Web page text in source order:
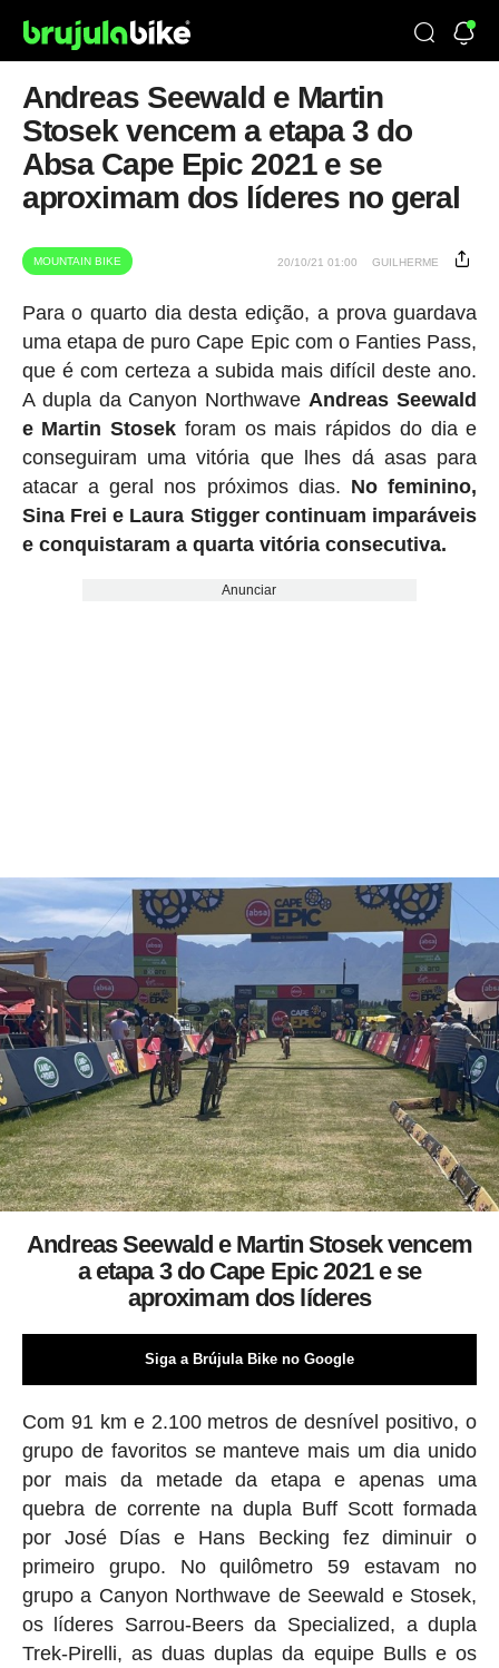
Andreas Seewald e Martin
Stosek vencem a etapa 3 do
Absa Cape Epic 2021 e se
aproximam dos líderes no geral
MOUNTAIN BIKE 20/10/21 01:00 GUILHERME
Para o quarto dia desta edição, a prova guardava
uma etapa de puro Cape Epic com o Fanties Pass,
que é com certeza a subida mais difícil deste ano.
A dupla da Canyon NorthwaveAndreas Seewald
e Martin Stosek foram os mais rápidos do dia e
conseguiram uma vitória que lhes dá asas para
atacar a geral nos próximos dias. No feminino,
Sina Frei e Laura Stigger continuam imparáveis
​​e conquistaram a quarta vitória consecutiva.
Anunciar
Andreas Seewald e Martin Stosek vencem
a etapa 3 do Cape Epic 2021 e se
aproximam dos líderes
Siga a Brújula Bike no Google
Com 91 km e 2.100 metros de desnível positivo, o
grupo de favoritos se manteve mais um dia unido
por mais da metade da etapa e apenas uma
quebra de corrente na dupla Buff Scott formada
por José Días e Hans Becking fez diminuir o
primeiro grupo. No quilômetro 59 estavam no
grupo a Canyon Northwave de Seewald e Stosek,
os líderes Sarrou-Beers da Specialized, a dupla
Trek-Pirelli, as duas duplas da equipe Bulls e os